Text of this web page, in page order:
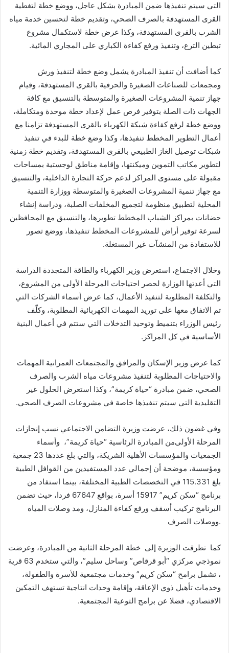
التي سيتم تنفيذها ضمن المبادرة بشكل عاجل، ووضع خطة لتغطية
القرى المستهدفة بالصرف الصحي، وتقديم خطة لتحسين خدمة مياه
الشرب بالقرى المستهدفة، وكذا عرض خطة لاستكمال مشروع
تبطين الترع، وتنفيذ ورفع كفاءة الكباري على المجاري المائية.
كما أضافت أن تنفيذ المبادرة يشمل وضع خطة لتنفيذ ورش
ومجمعات للصناعات الصغيرة والحرفية بالقرى المستهدفة، وقيام
جهاز تنمية المشروعات الصغيرة والمتوسطة بالتنسيق مع كافة
الجهات ذات الصلة بتوفير فرص عمل لإعداد خطة موحدة ومتكاملة،
ووضع خطة لرفع كفاءة شبكة الكهرباء بالقرى المستهدفة تزامنا مع
أعمال التطوير المخطط تنفيذها، وكذا وضع خطة للبدء في تنفيذ
شبكات توصيل الغاز الطبيعي بالقرى المستهدفة، وتقديم خطة زمنية
لتطوير مكاتب التموين وميكنتها، وإقامة مناطق لوجستية بمساحات
مقبولة على مستوى المراكز لدعم حركة التجارة الداخلية، والتنسيق
مع جهاز تنمية المشروعات الصغيرة والمتوسطة ووزارة التنمية
المحلية لتطبيق منظومة لتجميع المخلفات الصلبة، ودراسة إنشاء
حضانات بمراكز الشباب المخطط تطويرها، والتنسيق مع المحافظين
لسرعة توفير أراض للمشروعات المخطط تنفيذها، ووضع تصور
للاستفادة من المنشآت غير المستغلة.
وخلال الاجتماع، استعرض وزير الكهرباء والطاقة المتجددة الدراسة
التي أعدتها الوزارة لحصر احتياجات المرحلة الأولى من المشروع،
والتكلفة المطلوبة لتنفيذ الأعمال، كما عرض أسماء الشركات التي
تم الاتفاق معها على توريد المهمات الكهربائية المطلوبة، وكلّف
رئيس الوزراء بتنميط وتوحيد التدخلات التي ستتم في أعمال البنية
الأساسية في كل المراكز.
كما عرض وزير الإسكان والمرافق والمجتمعات العمرانية المهمات
والاحتياجات المطلوبة لتنفيذ مشروعات مياه الشرب والصرف
الصحي، ضمن مبادرة “حياة كريمة”، وكذا استعرض الحلول غير
التقليدية التي سيتم تنفيذها خاصة في مشروعات الصرف الصحي.
وفي غضون ذلك، عرضت وزيرة التضامن الاجتماعي نسب إنجازات
الجمعيات والمؤسسات الأهلية الشريكة، والتي بلغ عددها 23 جمعية
ومؤسسة، موضحة أن إجمالي عدد المستفيدين من القوافل الطبية
بلغ 115.331 في التخصصات الطبية المختلفة، بينما استفاد من
برنامج “سكن كريم” 15917 أسرة، بواقع 67647 فردا، حيث تضمن
البرنامج تركيب أسقف ورفع كفاءة المنازل، ومد وصلات المياه
ووصلات الصرف.
كما تطرقت الوزيرة إلى خطة المرحلة الثانية من المبادرة، وعرضت
نموذجي مركزي “أبو قرقاص” وساحل سليم”، والتي ستخدم 63 قرية
، تشمل برامح “سكن كريم” وخدمات مجتمعية للأسرة والطفولة،
وخدمات تأهيل ذوي الإعاقة، وإقامة وحدات انتاجية تستهف التمكين
الاقتصادي، فضلا عن برامج التوعية المجتمعية.